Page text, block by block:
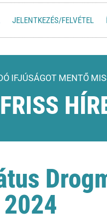
JELENTKEZÉS/FELVÉTEL
IFJÚSÁGOT MENTŐ
FRISS